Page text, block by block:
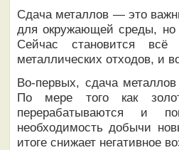
Сдача металлов — это
для окружающей среды, но
Сейчас становится всё
металлических отходов, и
Во-первых, сдача металлов
По мере того как
перерабатываются и
необходимость добычи
итоге снижает негативное